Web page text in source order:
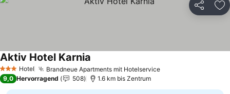
Teilen
3 SterneHotel Brandneue Apartments mit HotelservicePreise sehen
Aktiv Hotel Karnia
9,0 Hervorragend 508 1.6 km bis Zentrum